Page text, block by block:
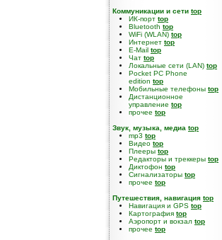
Коммуникации и сети top
ИК-порт top
Bluetooth top
WiFi (WLAN) top
Интернет top
E-Mail top
Чат top
Локальные сети (LAN) top
Pocket PC Phone
edition top
Мобильные телефоны top
Дистанционное
управление top
прочее top
Звук, музыка, медиа top
mp3 top
Видео top
Плееры top
Редакторы и треккеры top
Диктофон top
Сигнализаторы top
прочее top
Путешествия, навигация top
Навигация и GPS top
Картография top
Аэропорт и вокзал top
прочее top